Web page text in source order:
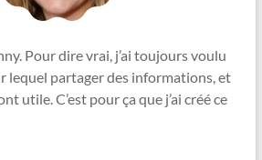
Pour dire vrai, j’ai toujours voulu
lequel partager des informations, et
utile. C’est pour ça que j’ai créé ce